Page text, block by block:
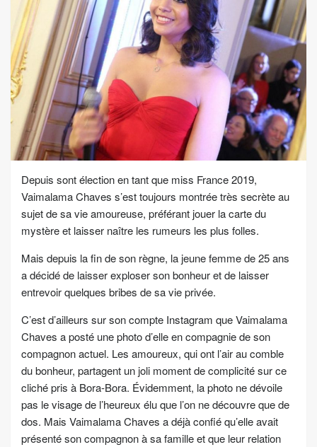
Depuis sont élection en tant que miss France 2019,
Vaimalama Chaves s’est toujours montrée très secrète au
sujet de sa vie amoureuse, préférant jouer la carte du
mystère et laisser naître les rumeurs les plus folles.
Mais depuis la fin de son règne, la jeune femme de 25 ans
a décidé de laisser exploser son bonheur et de laisser
entrevoir quelques bribes de sa vie privée.
C’est d’ailleurs sur son compte Instagram que Vaimalama
Chaves a posté une photo d’elle en compagnie de son
compagnon actuel. Les amoureux, qui ont l’air au comble
du bonheur, partagent un joli moment de complicité sur ce
cliché pris à Bora-Bora. Évidemment, la photo ne dévoile
pas le visage de l’heureux élu que l’on ne découvre que de
dos. Mais Vaimalama Chaves a déjà confié qu’elle avait
présenté son compagnon à sa famille et que leur relation